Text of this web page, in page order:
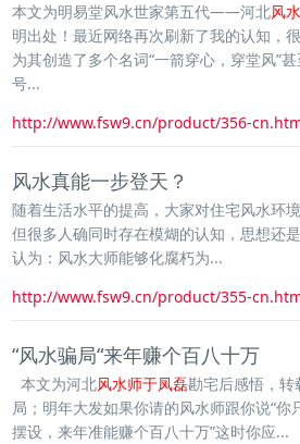
本文为明易堂风水世家第五代——河北风
明出处！最近网络再次刷新了我的认知，
为其创造了多个名词“一箭穿心，穿堂风”
号...
http://www.fsw9.cn/product/356-
风水真能一步登天？
随着生活水平的提高，大家对住宅风水环
但很多人确同时存在模煳的认知，思想还
认为：风水大师能够化腐朽为...
http://www.fsw9.cn/product/355-
“风水骗局“来年赚个百八十万
本文为河北风水师于凤磊勘宅后感悟，
局；明年大发如果你请的风水师跟你说“
摆设，来年准能赚个百八十万”这时你应...